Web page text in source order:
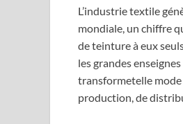
L’industrie textile
mondiale, un chiffre
de teinture à eux
les grandes
transformetelle mode
production, de